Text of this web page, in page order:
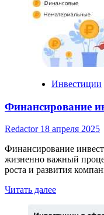
Инвестиции
Финансирование
Redactor 18 апреля 2025
Финансирование
жизненно важный
роста и развития
Читать далееRead